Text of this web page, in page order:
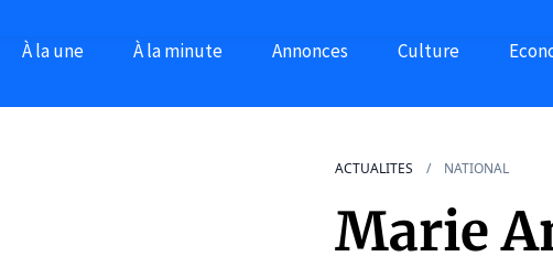
À la une À la minute Annonces Culture
ACTUALITES NATIONAL
Marie